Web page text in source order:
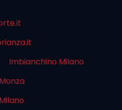
Imbianchino Milano